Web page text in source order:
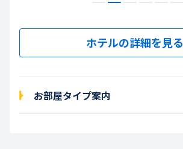
ホテルの詳細を見る
お部屋タイプ案内